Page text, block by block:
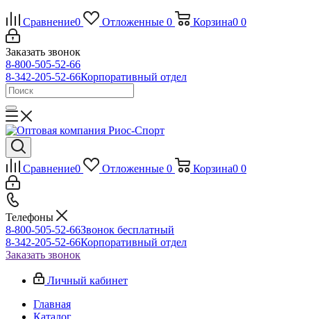
Сравнение0 Отложенные 0 Корзина0 0
Заказать звонок
8-800-505-52-66
8-342-205-52-66Корпоративный отдел
Сравнение0 Отложенные 0 Корзина0 0
Телефоны
8-800-505-52-66Звонок бесплатный
8-342-205-52-66Корпоративный отдел
Заказать звонок
Личный кабинет
Главная
Каталог